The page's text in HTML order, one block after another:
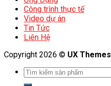
Công trình thực tế
Video dự án
Tin Tức
Liên Hệ
Copyright 2026 © UX Themes